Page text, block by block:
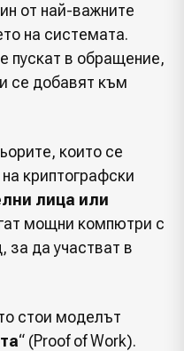
от най-важните
на системата.
пускат в обращение,
се добавят към
които се
криптографски
лица или
мощни компютри с
да участват в
стои моделът
“ (Proof of Work).